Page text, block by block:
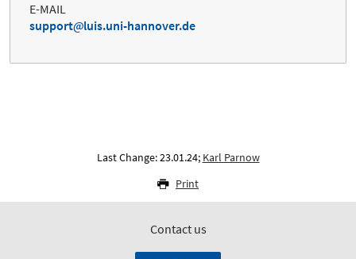
E-MAIL
support
luis.uni-hannover.de
Last Change: 23.01.24; Karl Parnow
Print
Contact us